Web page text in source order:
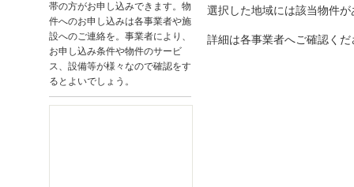
選択した地域には該当物件
詳細は各事業者へご確認くだ
帯の方がお申し込みできます。物
件へのお申し込みは各事業者や施
設へのご連絡を。事業者により、
お申し込み条件や物件のサービ
ス、設備等が様々なので確認をす
るとよいでしょう。